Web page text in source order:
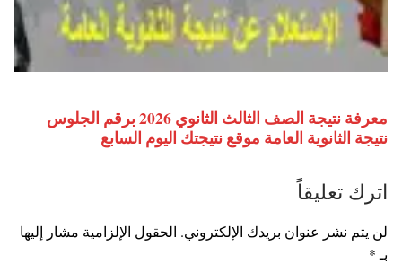
معرفة نتيجة الصف الثالث الثانوي 2026 برقم الجلوس
نتيجة الثانوية العامة موقع نتيجتك اليوم السابع
اترك تعليقاً
لن يتم نشر عنوان بريدك الإلكتروني. الحقول الإلزامية مشار إليها
بـ *